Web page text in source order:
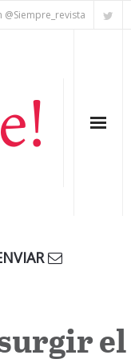
@Siempre_revista
el